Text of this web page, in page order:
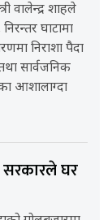
वालेन्द्र शाहले
घाटामा
निराशा पैदा
तथा सार्वजनिक
आशालाग्दा
घर